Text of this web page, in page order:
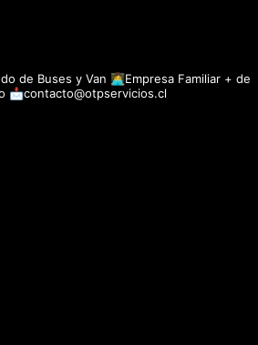
de Buses y Van 👩‍💻Empresa Familiar + de
📩contacto@otpservicios.cl